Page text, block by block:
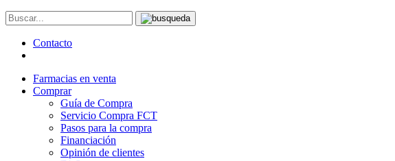
Contacto
Farmacias en venta
Comprar
Guía de Compra
Servicio Compra FCT
Pasos para la compra
Financiación
Opinión de clientes